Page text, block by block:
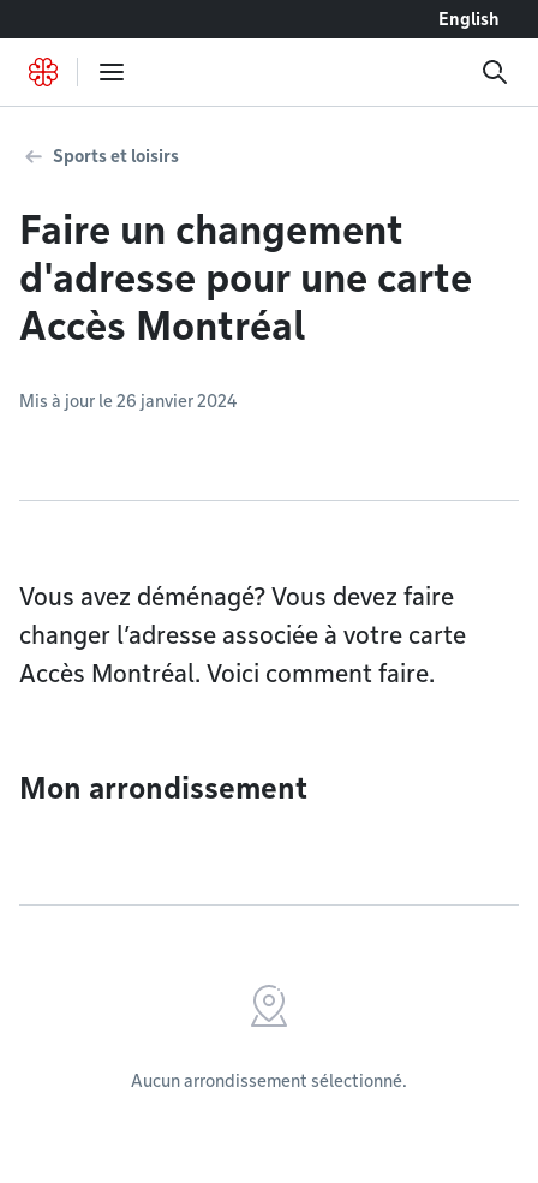
English
Sports et loisirs
Faire un changement
d'adresse pour une carte
Accès Montréal
Mis à jour le 26 janvier 2024
Vous avez déménagé? Vous devez faire
changer l’adresse associée à votre carte
Accès Montréal. Voici comment faire.
Mon arrondissement
Aucun arrondissement sélectionné.